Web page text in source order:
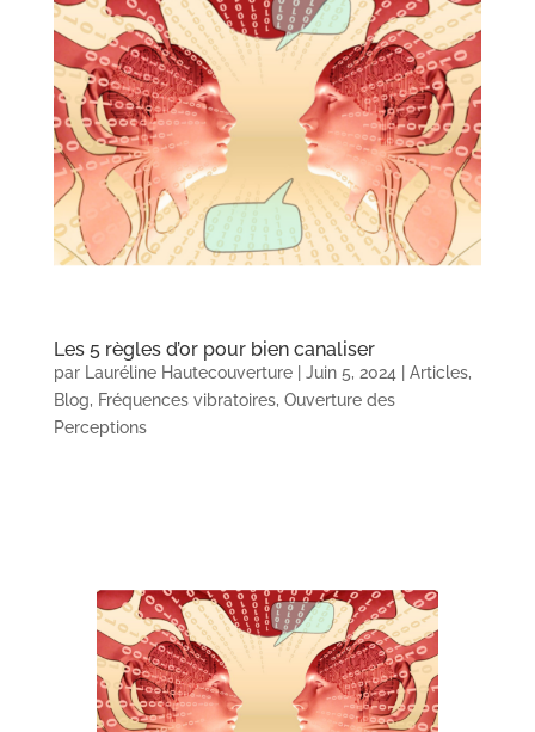
Les 5 règles d’or pour bien canaliser
par Lauréline Hautecouverture| Juin 5, 2024| Articles,
Blog, Fréquences vibratoires, Ouverture des
Perceptions